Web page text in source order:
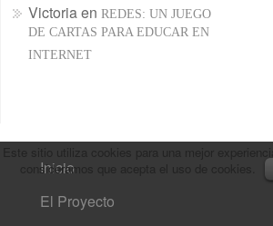
Victoriaen REDES: UN JUEGO
DE CARTAS PARA EDUCAR EN
INTERNET
Inicio
El Proyecto
consideramos que acepta el uso de cookies.